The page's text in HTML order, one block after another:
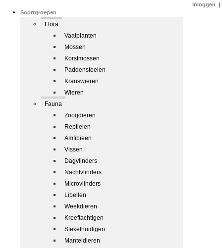
Soortgroepen
Flora
Vaatplanten
Mossen
Korstmossen
Paddenstoelen
Kranswieren
Wieren
Fauna
Zoogdieren
Reptielen
Amfibieën
Vissen
Dagvlinders
Nachtvlinders
Microvlinders
Libellen
Weekdieren
Kreeftachtigen
Stekelhuidigen
Manteldieren
Inloggen |